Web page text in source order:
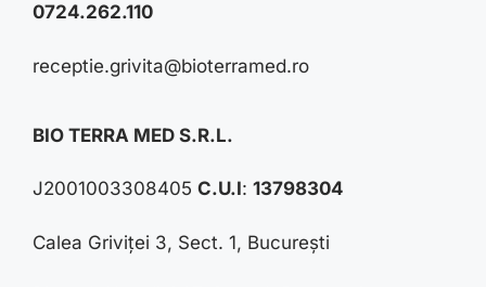
0724.262.110
receptie.grivita@bioterramed.ro
BIO TERRA MED S.R.L.
J2001003308405 C.U.I: 13798304
Calea Griviței 3, Sect. 1, București